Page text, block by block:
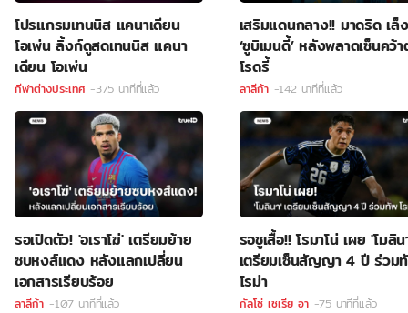
โปรแกรมเทนนิส แคนาเดียน
โอเพ่น ลิ้งก์ดูสดเทนนิส แคนา
เดียน โอเพ่น
กีฬาต่างประเทศ -375 นาทีที่แล้ว
เสริมแดนกลาง!! มาดริด เล็
‘ซูบิเมนดี้’ หลังพลาดเซ็นคว้
โรดรี้
ลาลีก้า -142 นาทีที่แล้ว
รอเปิดตัว! 'อเราโฆ่' เตรียมย้าย
ซบหงส์แดง หลังแลกเปลี่ยน
เอกสารเรียบร้อย
ลาลีก้า -107 นาทีที่แล้ว
รอชูเสื้อ!! โรมาโน่ เผย 'โมลิน
เตรียมเซ็นสัญญา 4 ปี ร่วม
โรม่า
กัลโช่ เซเรีย อา -75 นาทีที่แล้ว